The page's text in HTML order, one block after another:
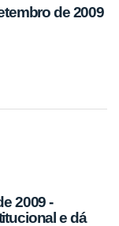
de 2009
2009 -
e dá